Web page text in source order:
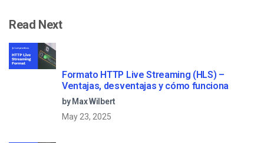
Read Next
Formato HTTP Live Streaming (HLS) –
Ventajas, desventajas y cómo funciona
by Max Wilbert
May 23, 2025